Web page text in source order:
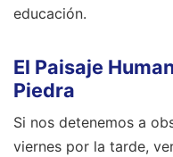
educación.
El Paisaje
Piedra
Si nos detenemos a
viernes por la tarde,